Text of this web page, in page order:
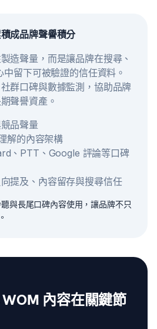
成品牌聲譽積分
造聲量，而是讓品牌在搜尋、
留下可被驗證的信任資料。
群口碑與數據監測，協助品牌
聲譽資產。
品聲量
解的內容架構
、PTT、Google 評論等口碑
提及、內容留存與搜尋信任
與長尾口碑內容使用，讓品牌不只
內容在關鍵節